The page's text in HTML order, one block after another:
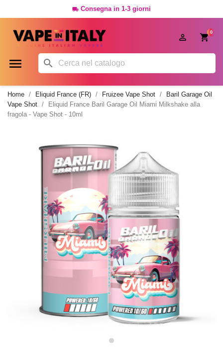
 Consegna in 1-3 giorni
0

 
Home Eliquid France (FR) Fruizee Vape Shot
Baril Garage Oil
Vape Shot
Eliquid France Baril Garage Oil Miami Milkshake alla
fragola - Vape Shot - 10ml